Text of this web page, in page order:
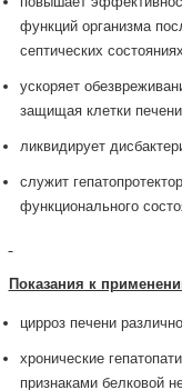
функций организма
септических
ускоряет
защищая клетки
ликвидирует
служит
функционального
Показания к
цирроз печени
хронические
признаками белковой